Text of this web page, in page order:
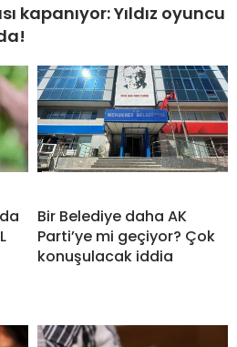
kapanıyor: Yıldız oyuncu
Bir Belediye daha AK
Parti’ye mi geçiyor? Çok
konuşulacak iddia